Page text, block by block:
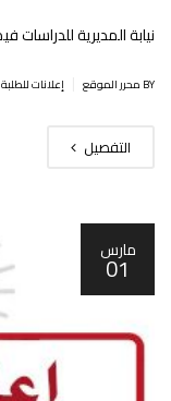
نيابة المديرية للدراسات
BY محرر الموقع إعلانات للطلبة
التفصيل
مارس
01